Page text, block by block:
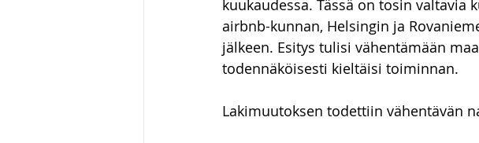
kuukaudessa. Tässä on tosin
airbnb-kunnan, Helsingin ja
jälkeen. Esitys tulisi vähentämään
todennäköisesti kieltäisi toiminnan.
Lakimuutoksen todettiin vähentävän